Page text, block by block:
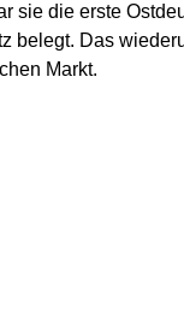
sie die erste
belegt. Das
Markt.